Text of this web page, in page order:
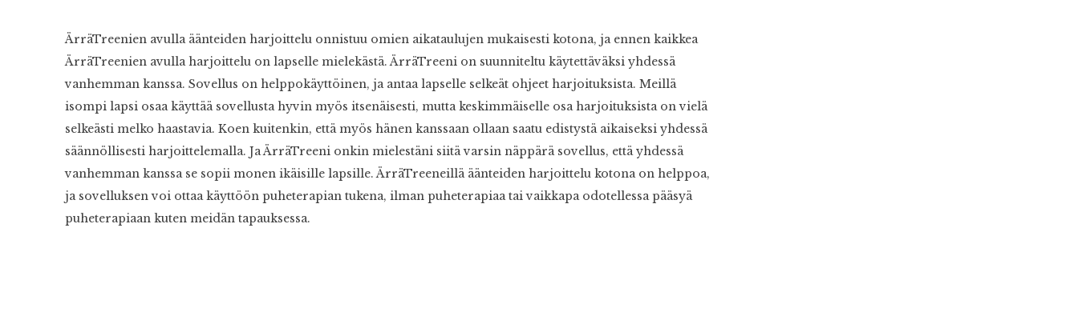
ÄrräTreenien avulla äänteiden harjoittelu onnistuu omien aikataulujen mukaisesti kotona, ja ennen kaikkea
ÄrräTreenien avulla harjoittelu on lapselle mielekästä. ÄrräTreeni on suunniteltu käytettäväksi yhdessä
vanhemman kanssa. Sovellus on helppokäyttöinen, ja antaa lapselle selkeät ohjeet harjoituksista. Meillä
isompi lapsi osaa käyttää sovellusta hyvin myös itsenäisesti, mutta keskimmäiselle osa harjoituksista on vielä
selkeästi melko haastavia. Koen kuitenkin, että myös hänen kanssaan ollaan saatu edistystä aikaiseksi yhdessä
säännöllisesti harjoittelemalla. Ja ÄrräTreeni onkin mielestäni siitä varsin näppärä sovellus, että yhdessä
vanhemman kanssa se sopii monen ikäisille lapsille. ÄrräTreeneillä äänteiden harjoittelu kotona on helppoa,
ja sovelluksen voi ottaa käyttöön puheterapian tukena, ilman puheterapiaa tai vaikkapa odotellessa pääsyä
puheterapiaan kuten meidän tapauksessa.